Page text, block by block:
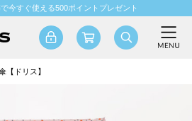
今すぐ使える500ポイントプレゼント
【ドリス】